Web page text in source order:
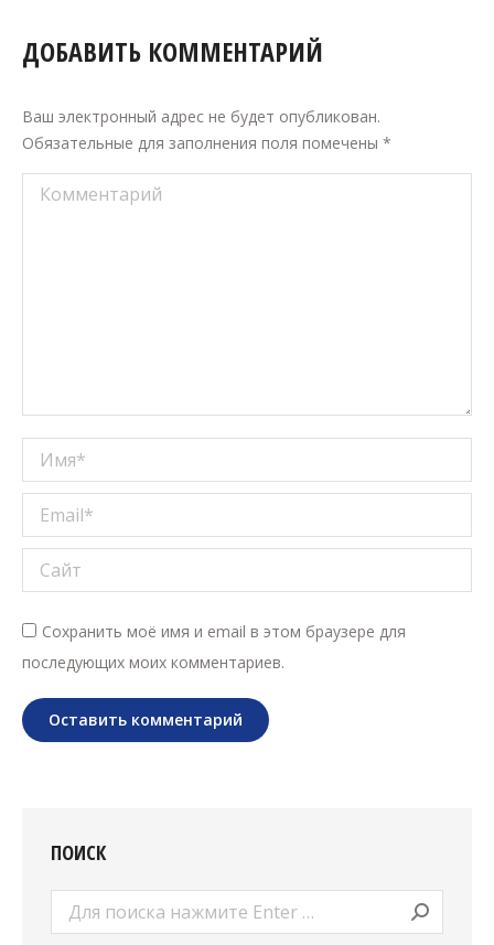
ДОБАВИТЬ КОММЕНТАРИЙ
Ваш электронный адрес не будет опубликован.
Обязательные для заполнения поля помечены *
Комментарий
Имя *
Email *
Сайт
Сохранить моё имя и email в этом браузере для
последующих моих комментариев.
Оставить комментарий
ПОИСК
Поиск: